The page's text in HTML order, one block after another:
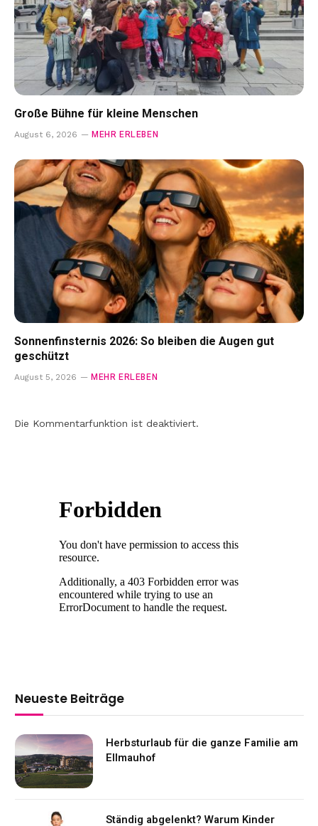
Große Bühne für kleine Menschen
August 6, 2026 MEHR ERLEBEN
Sonnenfinsternis 2026: So bleiben die Augen gut
geschützt
August 5, 2026 MEHR ERLEBEN
Die Kommentarfunktion ist deaktiviert.
Neueste Beiträge
Herbsturlaub für die ganze Familie am
Ellmauhof
Ständig abgelenkt? Warum Kinder